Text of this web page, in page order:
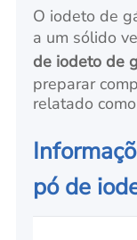
O iodeto de
a um sólido
de iodeto de
preparar
relatado
pó de